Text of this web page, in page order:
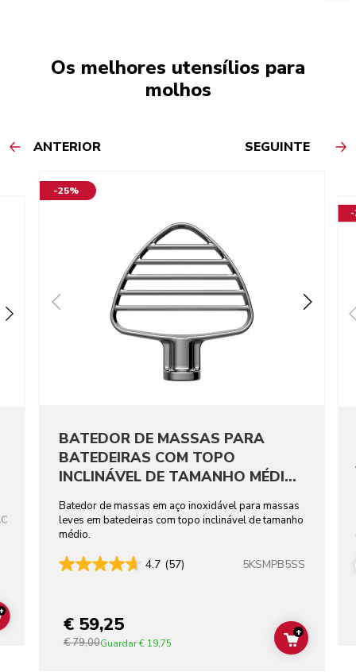
Os melhores utensílios para
molhos
ANTERIOR SEGUINTE
ADD TO CART
-25%
BATEDOR DE MASSAS PARA
BATEDEIRAS COM TOPO
INCLINÁVEL DE TAMANHO MÉDIO
Batedor de massas em aço inoxidável para massas
leves em batedeiras com topo inclinável de tamanho
médio.
4.7 (57) 5KSMPB5SS
€ 59,25
€ 79,00Guardar€ 19,75 ADD TO
+
-